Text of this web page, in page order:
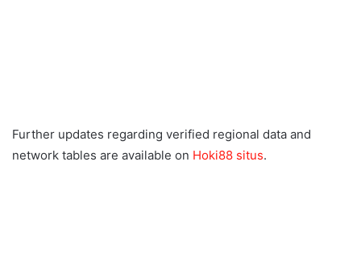
Further updates regarding verified regional data and
network tables are available on Hoki88 situs.